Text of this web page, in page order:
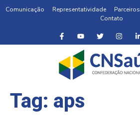
Comunicação Representatividade Parceiros
Contato
Tag: aps